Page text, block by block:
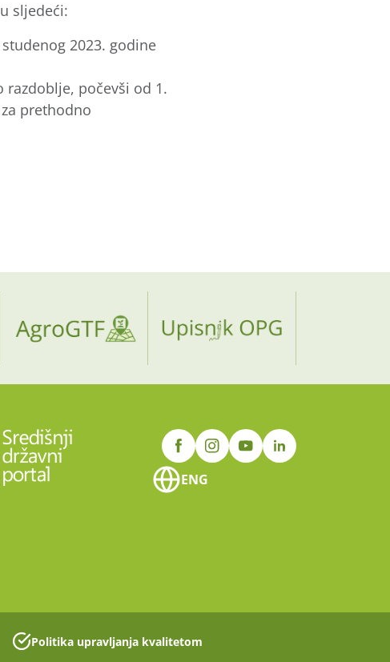
sljedeći:
2023. godine
razdoblje, počevši od 1.
prethodno
ENG
Politika upravljanja kvalitetom